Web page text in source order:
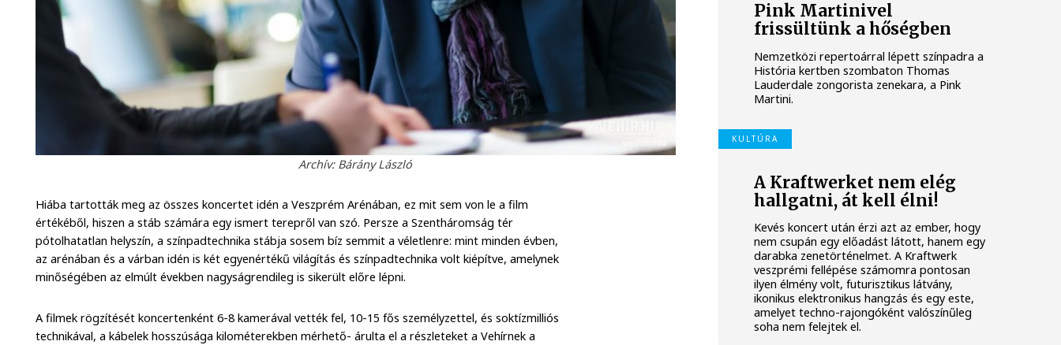
Archív: Bárány László
Hiába tartották meg az összes koncertet idén a Veszprém Arénában, ez mit sem von le a film
értékéből, hiszen a stáb számára egy ismert terepről van szó. Persze a Szentháromság tér
pótolhatatlan helyszín, a színpadtechnika stábja sosem bíz semmit a véletlenre: mint minden évben,
az arénában és a várban idén is két egyenértékű világítás és színpadtechnika volt kiépítve, amelynek
minőségében az elmúlt években nagyságrendileg is sikerült előre lépni.
A filmek rögzítését koncertenként 6-8 kamerával vették fel, 10-15 fős személyzettel, és soktízmilliós
technikával, a kábelek hosszúsága kilométerekben mérhető- árulta el a részleteket a Vehírnek a
Pink Martinivel
frissültünk a hőségben
Nemzetközi repertoárral lépett színpadra a
História kertben szombaton Thomas
Lauderdale zongorista zenekara, a Pink
Martini.
KULTÚRA
A Kraftwerket nem elég
hallgatni, át kell élni!
Kevés koncert után érzi azt az ember, hogy
nem csupán egy előadást látott, hanem egy
darabka zenetörténelmet. A Kraftwerk
veszprémi fellépése számomra pontosan
ilyen élmény volt, futurisztikus látvány,
ikonikus elektronikus hangzás és egy este,
amelyet techno-rajongóként valószínűleg
soha nem felejtek el.